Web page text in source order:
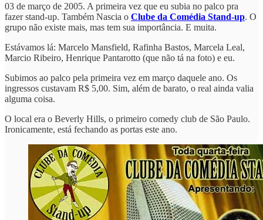
03 de março de 2005. A primeira vez que eu subia no palco pra
fazer stand-up. Também Nascia o Clube da Comédia Stand-up. O
grupo não existe mais, mas tem sua importância. E muita.
Estávamos lá: Marcelo Mansfield, Rafinha Bastos, Marcela Leal,
Marcio Ribeiro, Henrique Pantarotto (que não tá na foto) e eu.
Subimos ao palco pela primeira vez em março daquele ano. Os
ingressos custavam R$ 5,00. Sim, além de barato, o real ainda valia
alguma coisa.
O local era o Beverly Hills, o primeiro comedy club de São Paulo.
Ironicamente, está fechando as portas este ano.